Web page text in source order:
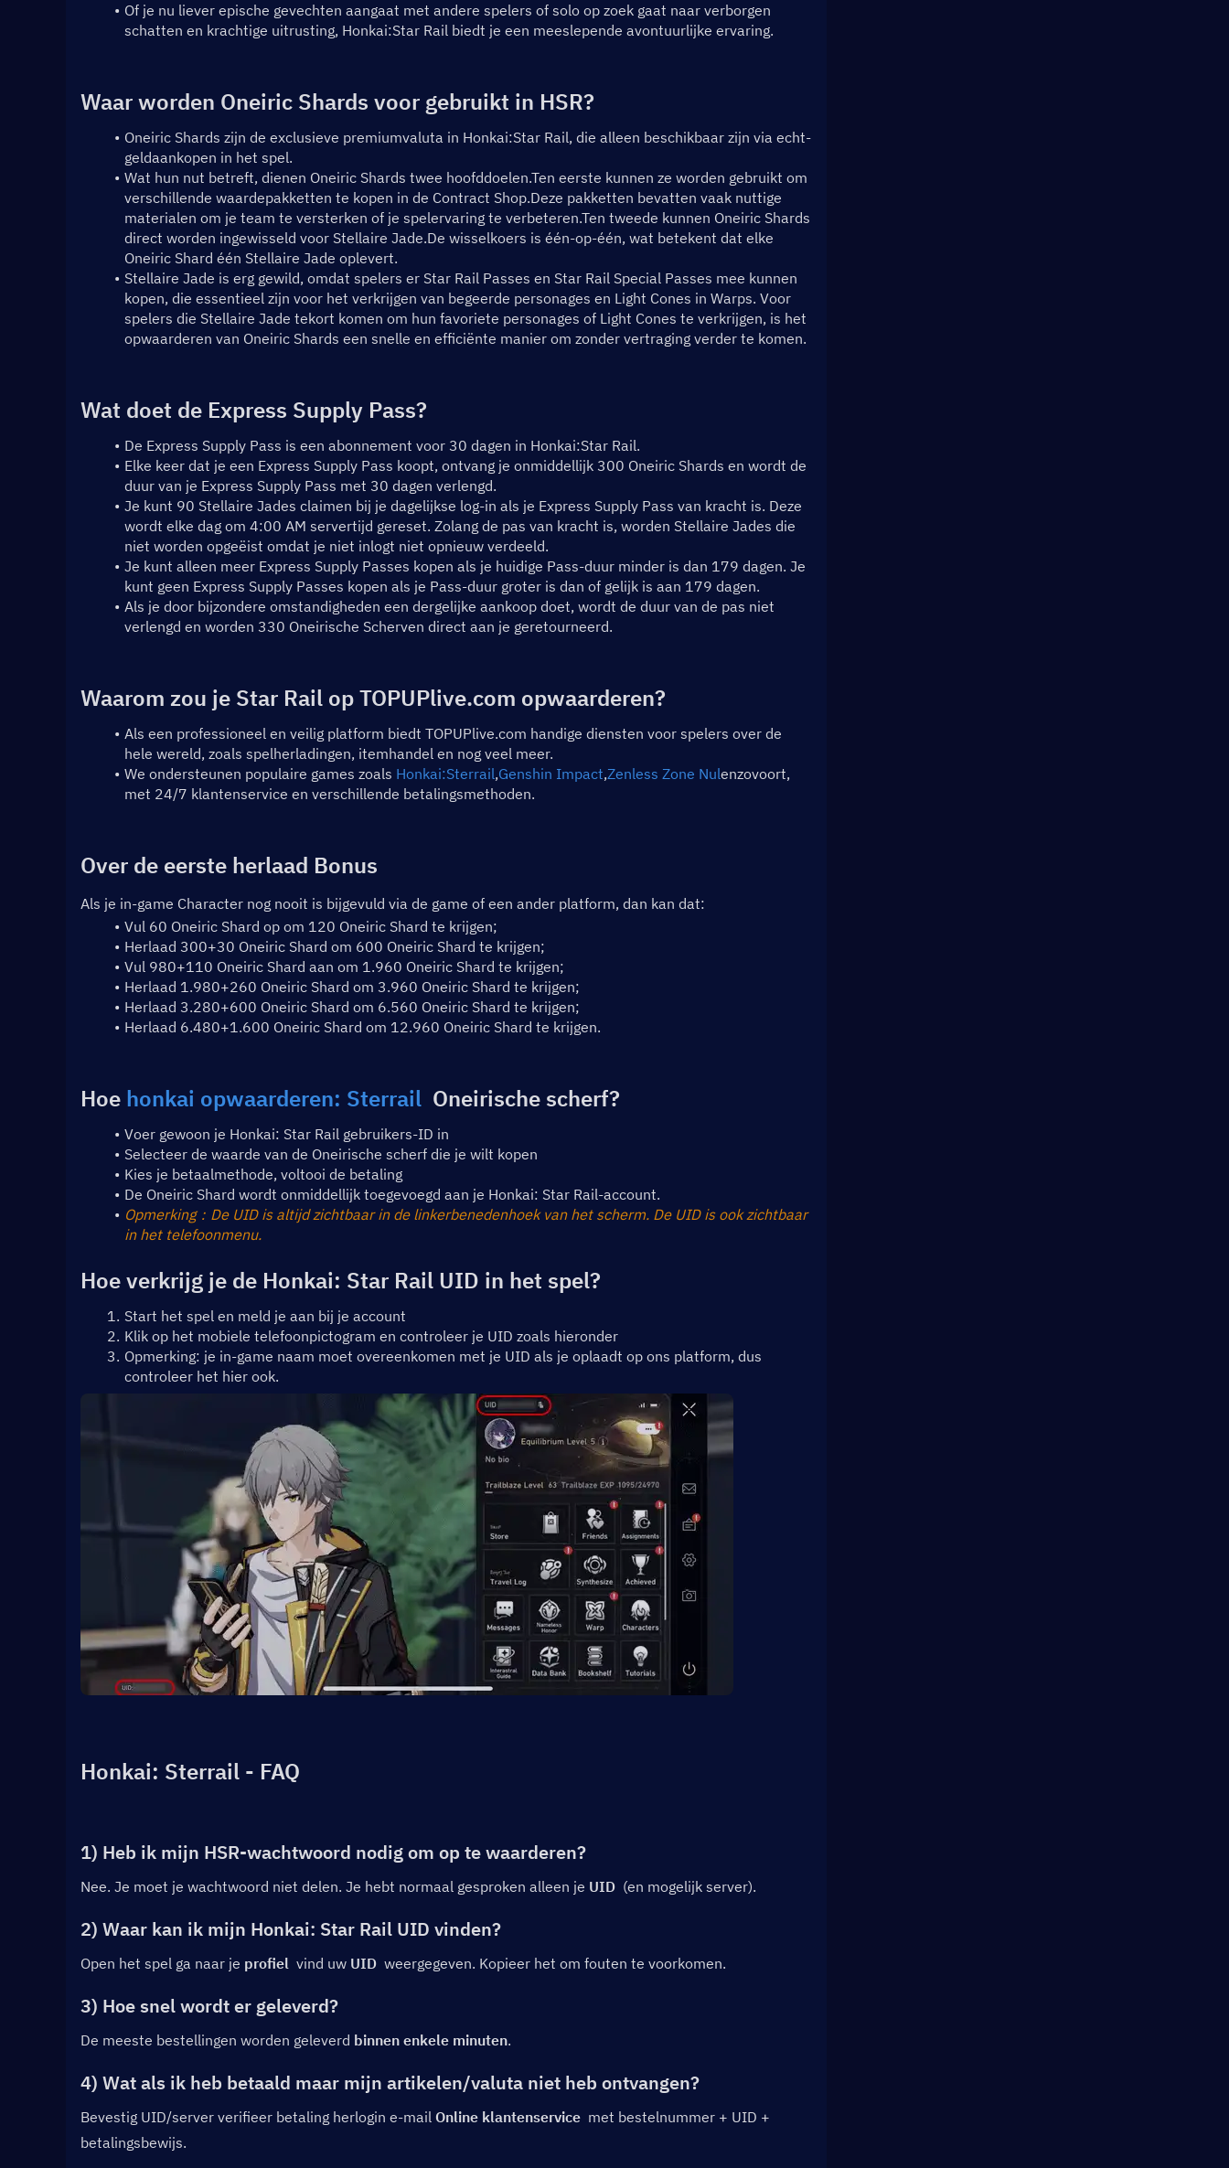
Of je nu liever epische gevechten aangaat met andere spelers of solo op zoek gaat naar verborgen
schatten en krachtige uitrusting, Honkai:Star Rail biedt je een meeslepende avontuurlijke ervaring.
Waar worden Oneiric Shards voor gebruikt in HSR?
Oneiric Shards zijn de exclusieve premiumvaluta in Honkai:Star Rail, die alleen beschikbaar zijn via echt-
geldaankopen in het spel.
Wat hun nut betreft, dienen Oneiric Shards twee hoofddoelen.Ten eerste kunnen ze worden gebruikt om
verschillende waardepakketten te kopen in de Contract Shop.Deze pakketten bevatten vaak nuttige
materialen om je team te versterken of je spelervaring te verbeteren.Ten tweede kunnen Oneiric Shards
direct worden ingewisseld voor Stellaire Jade.De wisselkoers is één-op-één, wat betekent dat elke
Oneiric Shard één Stellaire Jade oplevert.
Stellaire Jade is erg gewild, omdat spelers er Star Rail Passes en Star Rail Special Passes mee kunnen
kopen, die essentieel zijn voor het verkrijgen van begeerde personages en Light Cones in Warps. Voor
spelers die Stellaire Jade tekort komen om hun favoriete personages of Light Cones te verkrijgen, is het
opwaarderen van Oneiric Shards een snelle en efficiënte manier om zonder vertraging verder te komen.
Wat doet de Express Supply Pass?
De Express Supply Pass is een abonnement voor 30 dagen in Honkai:Star Rail.
Elke keer dat je een Express Supply Pass koopt, ontvang je onmiddellijk 300 Oneiric Shards en wordt de
duur van je Express Supply Pass met 30 dagen verlengd.
Je kunt 90 Stellaire Jades claimen bij je dagelijkse log-in als je Express Supply Pass van kracht is. Deze
wordt elke dag om 4:00 AM servertijd gereset. Zolang de pas van kracht is, worden Stellaire Jades die
niet worden opgeëist omdat je niet inlogt niet opnieuw verdeeld.
Je kunt alleen meer Express Supply Passes kopen als je huidige Pass-duur minder is dan 179 dagen. Je
kunt geen Express Supply Passes kopen als je Pass-duur groter is dan of gelijk is aan 179 dagen.
Als je door bijzondere omstandigheden een dergelijke aankoop doet, wordt de duur van de pas niet
verlengd en worden 330 Oneirische Scherven direct aan je geretourneerd.
Waarom zou je Star Rail op TOPUPlive.com opwaarderen?
Als een professioneel en veilig platform biedt TOPUPlive.com handige diensten voor spelers over de
hele wereld, zoals spelherladingen, itemhandel en nog veel meer.
We ondersteunen populaire games zoals Honkai:Sterrail,Genshin Impact,Zenless Zone Nulenzovoort,
met 24/7 klantenservice en verschillende betalingsmethoden.
Over de eerste herlaad Bonus
Als je in-game Character nog nooit is bijgevuld via de game of een ander platform, dan kan dat:
Vul 60 Oneiric Shard op om 120 Oneiric Shard te krijgen;
Herlaad 300+30 Oneiric Shard om 600 Oneiric Shard te krijgen;
Vul 980+110 Oneiric Shard aan om 1.960 Oneiric Shard te krijgen;
Herlaad 1.980+260 Oneiric Shard om 3.960 Oneiric Shard te krijgen;
Herlaad 3.280+600 Oneiric Shard om 6.560 Oneiric Shard te krijgen;
Herlaad 6.480+1.600 Oneiric Shard om 12.960 Oneiric Shard te krijgen.
Hoe honkai opwaarderen: Sterrail
  Oneirische scherf?
Voer gewoon je Honkai: Star Rail gebruikers-ID in
Selecteer de waarde van de Oneirische scherf die je wilt kopen
Kies je betaalmethode, voltooi de betaling
De Oneiric Shard wordt onmiddellijk toegevoegd aan je Honkai: Star Rail-account.
Opmerking：De UID is altijd zichtbaar in de linkerbenedenhoek van het scherm. De UID is ook zichtbaar
in het telefoonmenu.
Hoe verkrijg je de Honkai: Star Rail UID in het spel?
Start het spel en meld je aan bij je account
Klik op het mobiele telefoonpictogram en controleer je UID zoals hieronder
Opmerking: je in-game naam moet overeenkomen met je UID als je oplaadt op ons platform, dus
controleer het hier ook.
Honkai: Sterrail - FAQ
1) Heb ik mijn HSR-wachtwoord nodig om op te waarderen?
Nee. Je moet je wachtwoord niet delen. Je hebt normaal gesproken alleen je UID
  (en mogelijk server).
2) Waar kan ik mijn Honkai: Star Rail UID vinden?
Open het spel ga naar je profiel
  vind uw
UID
  weergegeven. Kopieer het om fouten te voorkomen.
3) Hoe snel wordt er geleverd?
De meeste bestellingen worden geleverd binnen enkele minuten.
4) Wat als ik heb betaald maar mijn artikelen/valuta niet heb ontvangen?
Bevestig UID/server verifieer betaling herlogin e-mail Online klantenservice
  met bestelnummer + UID +
betalingsbewijs.